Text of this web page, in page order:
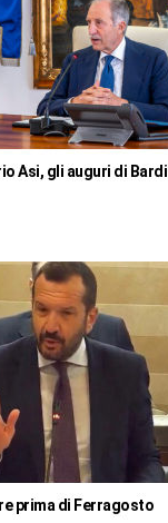
Asi, gli auguri di Bardi
prima di Ferragosto